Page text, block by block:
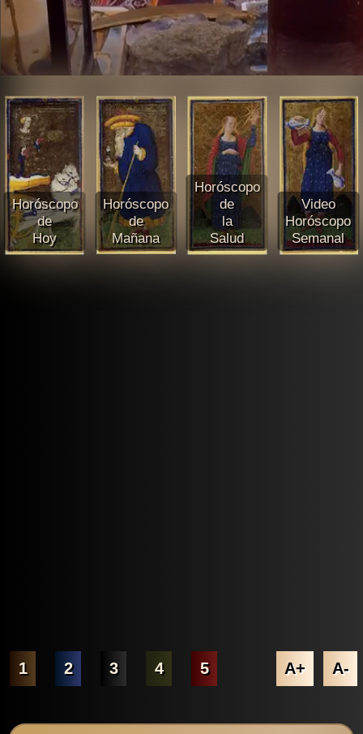
Horóscopo
de
Hoy
Horóscopo
de
Mañana
Horóscopo
de
la
Salud
Video
Horóscopo
Semanal
1 2 3 4 5 A+ A-